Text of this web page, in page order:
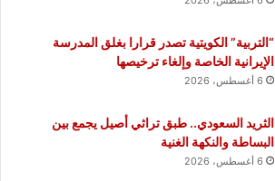
“التربية” الكويتية تصدر قرارا بغلق المدرسة
الإيرانية الخاصة وإلغاء ترخيصها
6 أغسطس، 2026
الثريد السعودي.. طبق تراثي أصيل يجمع بين
البساطة والنكهة الغنية
6 أغسطس، 2026